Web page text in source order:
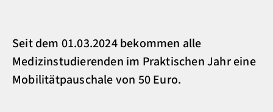
Seit dem 01.03.2024 bekommen alle
Medizinstudierenden im Praktischen Jahr eine
Mobilitätpauschale von 50 Euro.